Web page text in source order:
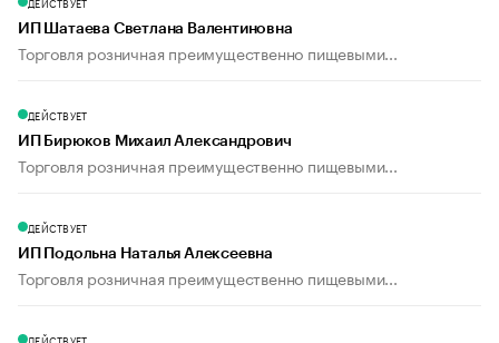
ИП Шатаева Светлана Валентиновна
Торговля розничная преимущественно пищевыми...
ДЕЙСТВУЕТ
ИП Бирюков Михаил Александрович
Торговля розничная преимущественно пищевыми...
ДЕЙСТВУЕТ
ИП Подольна Наталья Алексеевна
Торговля розничная преимущественно пищевыми...